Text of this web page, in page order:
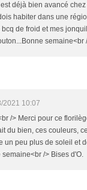
déjà bien avancé
habiter dans une
de froid et mes
semaine<br
2021 10:07
/> Merci pour ce
du bien, ces couleurs,
un peu plus de soleil et
semaine<br /> Bises d'O.